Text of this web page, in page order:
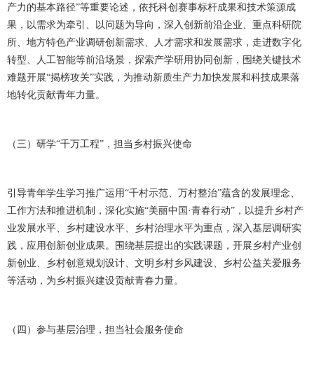
产力的基本路径”等重要论述，依托科创赛事标杆成果和技术策源成
果，以需求为牵引、以问题为导向，深入创新前沿企业、重点科研院
所、地方特色产业调研创新需求、人才需求和发展需求，走进数字化
转型、人工智能等前沿场景，探索产学研用协同创新，围绕关键技术
难题开展“揭榜攻关”实践，为推动新质生产力加快发展和科技成果落
地转化贡献青年力量。
（三）研学“千万工程”，担当乡村振兴使命
引导青年学生学习推广运用“千村示范、万村整治”蕴含的发展理念、
工作方法和推进机制，深化实施“美丽中国·青春行动”，以提升乡村产
业发展水平、乡村建设水平、乡村治理水平为重点，深入基层调研实
践，应用创新创业成果。围绕基层提出的实践课题，开展乡村产业创
新创业、乡村创意规划设计、文明乡村乡风建设、乡村公益关爱服务
等活动，为乡村振兴建设贡献青春力量。
（四）参与基层治理，担当社会服务使命